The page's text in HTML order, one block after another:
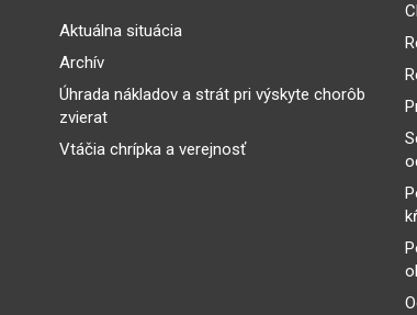
Aktuálna situácia
Archív
Úhrada nákladov a strát pri výskyte chorôb
zvierat
Vtáčia chrípka a verejnosť